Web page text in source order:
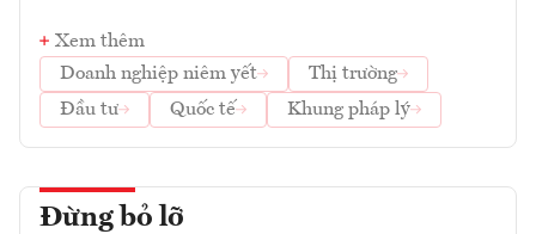
Xem thêm
Doanh nghiệp niêm yết
Thị trường
Đầu tư
Quốc tế Khung pháp lý
Đừng bỏ lỡ